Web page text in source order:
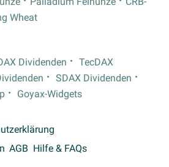
Wheat
Dividenden
TecDAX
SDAX Dividenden
Goyax-Widgets
AGB Hilfe & FAQs